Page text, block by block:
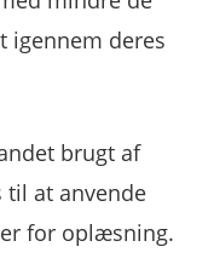
igennem deres
brugt af
at anvende
for oplæsning.